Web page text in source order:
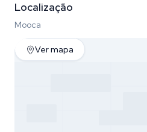
Localização
Mooca
Ver mapa